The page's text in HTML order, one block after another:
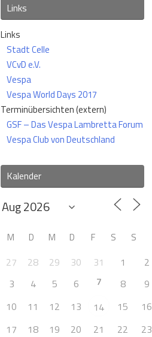
Links
Links
Stadt Celle
VCvD e.V.
Vespa
Vespa World Days 2017
Terminübersichten (extern)
GSF – Das Vespa Lambretta Forum
Vespa Club von Deutschland
Kalender
M D M D F S S
27 28 29 30 31 1
2
3
4 5 6 7 8
9
10
11 12 13 14 15
16
17
18 19 20 21 22
23